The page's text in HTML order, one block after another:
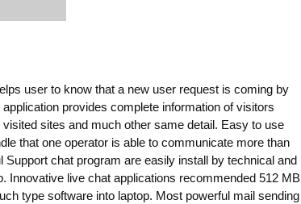
user to know that a new user request is coming by
provides complete information of visitors
sites and much other same detail. Easy to use
that one operator is able to communicate more than
chat program are easily install by technical and
Innovative live chat applications recommended 512 MB
type software into laptop. Most powerful mail sending